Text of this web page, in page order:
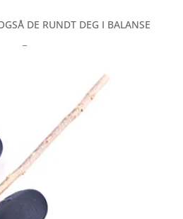
DE RUNDT DEG I BALANSE